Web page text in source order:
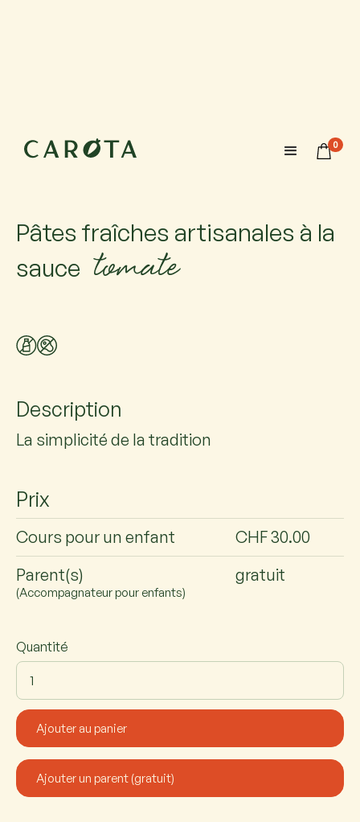
0
26 septembre 2026
Maximum 6 enfants (+parents)
Pâtes fraîches artisanales à la
sauce tomate
Description
La simplicité de la tradition
Prix
Cours pour un enfant
CHF 30.00
Parent(s)
(Accompagnateur pour enfants)
gratuit
Quantité